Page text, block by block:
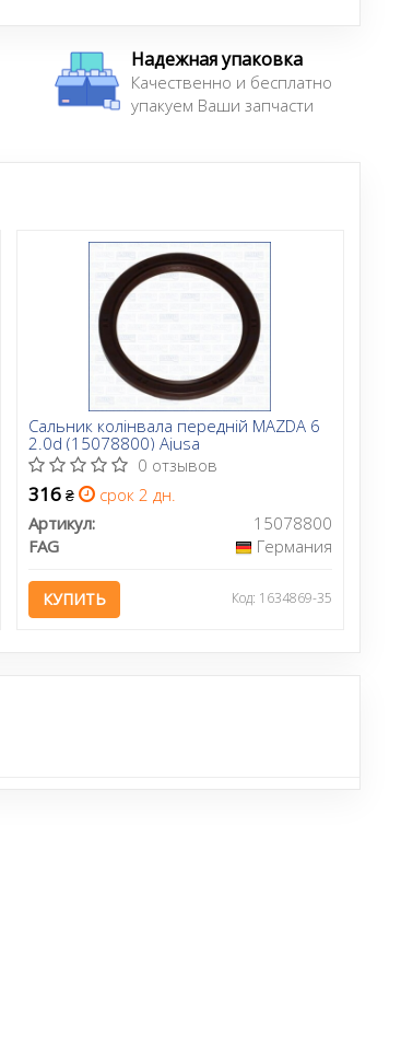
Надежная упаковка
Качественно и бесплатно
упакуем Ваши запчасти
Сальник колінвала передній MAZDA 6
2.0d (15078800) Ajusa
0 отзывов
316₴
срок 2 дн.
Артикул:
15078800
FAG
Германия
КУПИТЬ Код: 1634869-35